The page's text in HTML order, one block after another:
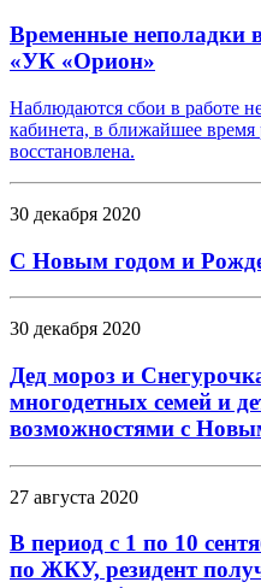
Временные неполадки
«УК «Орион»
Наблюдаются сбои в работе
кабинета, в ближайшее время
восстановлена.
30 декабря 2020
С Новым годом и
30 декабря 2020
Дед мороз и
многодетных семей и
возможностями с
27 августа 2020
В период с 1 по 10
по ЖКУ, резидент